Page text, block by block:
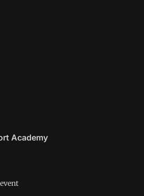
Academy